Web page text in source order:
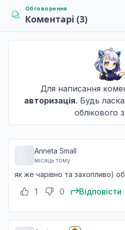
07 черв. 2026
Сподіваючись,
Рев льоду і блискавки
21 черв. 2026
Історія мрії без кінця
28 черв. 2026
Наступна
Обговорення
Коментарі (3)
Для написання
авторизація. Будь
облікового
Anneta Small
місяць тому
як же чарівно та захопливо)
1 0 Відповісти